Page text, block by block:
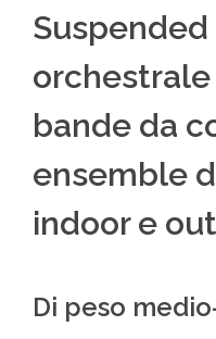
bande da
ensemble
indoor e
Di peso